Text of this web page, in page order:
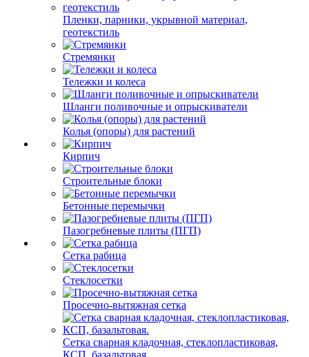
Пленки, парники, укрывной материал,
геотекстиль
Стремянки
Тележки и колеса
Шланги поливочные и опрыскиватели
Колья (опоры) для растений
Кирпич
Строительные блоки
Бетонные перемычки
Пазогребневые плиты (ПГП)
Сетка рабица
Стеклосетки
Просечно-вытяжная сетка
Сетка сварная кладочная, стеклопластиковая,
КСП, базальтовая.